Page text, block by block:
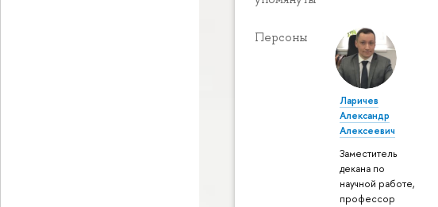
Персоны
Ларичев
Александр
Алексеевич
Заместитель
декана по
научной работе,
профессор